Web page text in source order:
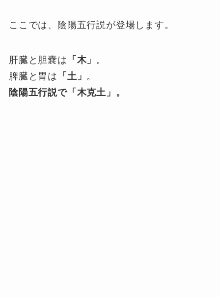
ここでは、陰陽五行説が登場します。
肝臓と胆嚢は 「木」 。
脾臓と胃は 「土」 。
陰陽五行説で「木克土」。